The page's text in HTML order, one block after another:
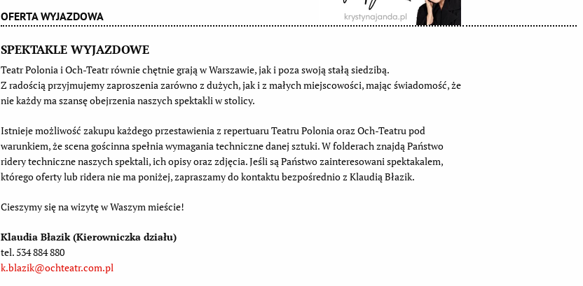
OFERTA WYJAZDOWA
SPEKTAKLE WYJAZDOWE
Teatr Polonia i Och-Teatr równie chętnie grają w Warszawie, jak i poza swoją stałą siedzibą.
Z radością przyjmujemy zaproszenia zarówno z dużych, jak i z małych miejscowości, mając świadomość, że
nie każdy ma szansę obejrzenia naszych spektakli w stolicy.
Istnieje możliwość zakupu każdego przestawienia z repertuaru Teatru Polonia oraz Och-Teatru pod
warunkiem, że scena gościnna spełnia wymagania techniczne danej sztuki. W folderach znajdą Państwo
ridery techniczne naszych spektali, ich opisy oraz zdjęcia. Jeśli są Państwo zainteresowani spektakalem,
którego oferty lub ridera nie ma poniżej, zapraszamy do kontaktu bezpośrednio z Klaudią Błazik.
Cieszymy się na wizytę w Waszym mieście!
Klaudia Błazik (Kierowniczka działu)
tel. 534 884 880
k.blazik@ochteatr.com.pl